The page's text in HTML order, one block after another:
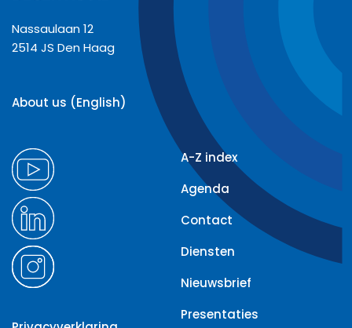
Nassaulaan 12
2514 JS Den Haag
About us (English)
A-Z index
Agenda
Contact
Diensten
Nieuwsbrief
Presentaties